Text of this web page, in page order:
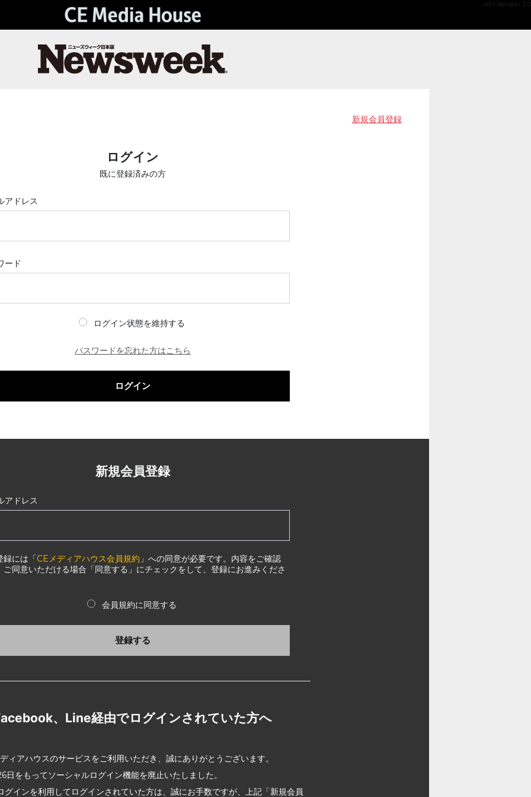
API Version 2.0
新規会員登録
ログイン
既に登録済みの方
アドレス
ード
ログイン状態を維持する
パスワードを忘れた方はこちら
ログイン
新規会員登録
アドレス
録には「CEメディアハウス会員規約 」への同意が必要です。内容をご確認
ご同意いただける場合「同意する」にチェックをして、登録にお進みくださ
会員規約に同意する
登録する
、Line経由でログインされていた方へ
ィアハウスのサービスをご利用いただき、誠にありがとうございます。
日をもってソーシャルログイン機能を廃止いたしました。
グインを利用してログインされていた方は、誠にお手数ですが、上記「新規会員